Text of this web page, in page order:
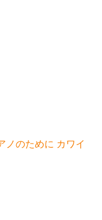
ノのために カワイ